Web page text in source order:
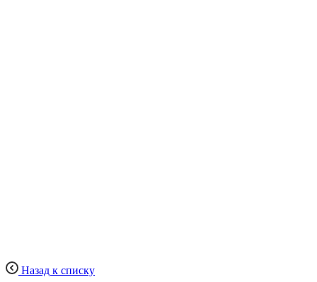
Назад к списку